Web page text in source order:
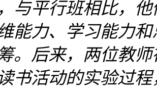
与平行班相比，
能力、学习能力
。后来，两位教
书活动的实验过